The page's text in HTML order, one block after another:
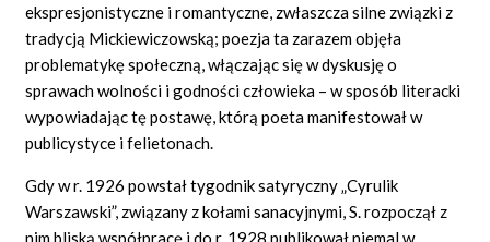
ekspresjonistyczne i romantyczne, zwłaszcza silne związki z
tradycją Mickiewiczowską; poezja ta zarazem objęła
problematykę społeczną, włączając się w dyskusję o
sprawach wolności i godności człowieka – w sposób literacki
wypowiadając tę postawę, którą poeta manifestował w
publicystyce i felietonach.
Gdy w r. 1926 powstał tygodnik satyryczny „Cyrulik
Warszawski”, związany z kołami sanacyjnymi, S. rozpoczął z
nim bliską współpracę i do r. 1928 publikował niemal w